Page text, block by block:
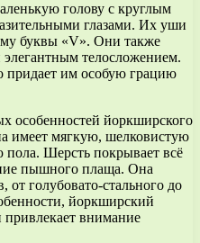
голову с круглым
глазами. Их уши
буквы «V». Они также
телосложением.
им особую грацию
особенностей йоркширского
имеет мягкую, шелковистую
Шерсть покрывает всё
пышного плаща. Она
от голубовато-стального до
йоркширский
привлекает внимание